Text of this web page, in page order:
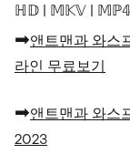
ℍ𝔻 | 𝕄𝕂𝕍 | 𝕄ℙ𝟜
➡앤트맨과 와스
라인 무료보기
➡앤트맨과 와스
2023